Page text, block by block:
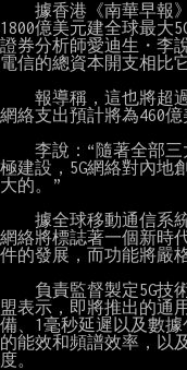
據香港《南華早報》
1800億美元建全球最大
證券分析師愛迪生・李
電信的總資本開支相比
報導稱，這也將超過
網絡支出預計將為460億
李說：“隨著全部三
極建設，5G網絡對內地
大的。”
據全球移動通信系統
網絡將標誌著一個新時
件的發展，而功能將嚴
負責監督製定5G技術
盟表示，即將推出的通
備、1毫秒延遲以及數
的能效和頻譜效率，以
度。